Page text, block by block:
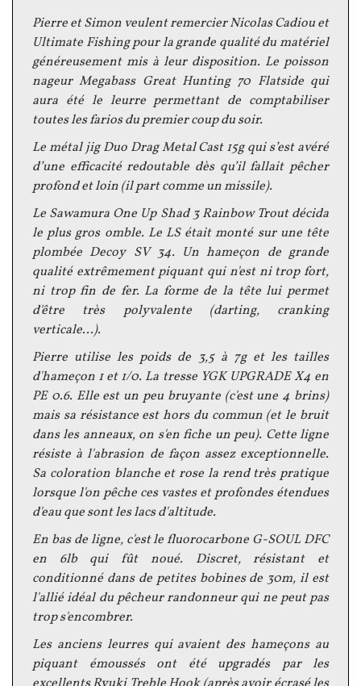
Texte
Pierre et Simon veulent remercier Nicolas Cadiou et
Ultimate Fishing pour la grande qualité du matériel
généreusement mis à leur disposition. Le poisson
nageur Megabass Great Hunting 70 Flatside qui
aura été le leurre permettant de comptabiliser
toutes les farios du premier coup du soir.
Le métal jig Duo Drag Metal Cast 15g qui s’est avéré
d’une efficacité redoutable dès qu’il fallait pêcher
profond et loin(il part comme un missile).
Le Sawamura One Up Shad 3 Rainbow Trout décida
le plus gros omble. Le LS était monté sur une tête
plombée Decoy SV 34. Un hameçon de grande
qualité extrêmement piquant qui n'est ni trop fort,
ni trop fin de fer. La forme de la tête lui permet
d'être très polyvalente (darting, cranking
verticale...).
Pierre utilise les poids de 3,5 à 7g et les tailles
d'hameçon 1 et 1/0. La tresse YGK UPGRADE X4 en
PE 0.6. Elle est un peu bruyante (c'est une 4 brins)
mais sa résistance est hors du commun (et le bruit
dans les anneaux, on s'en fiche un peu). Cette ligne
résiste à l'abrasion de façon assez exceptionnelle.
Sa coloration blanche et rose la rend très pratique
lorsque l'on pêche ces vastes et profondes étendues
d'eau que sont les lacs d'altitude.
En bas de ligne, c'est le fluorocarbone G-SOUL DFC
en 6lb qui fût noué. Discret, résistant et
conditionné dans de petites bobines de 30m, il est
l'allié idéal du pêcheur randonneur qui ne peut pas
trop s'encombrer.
Les anciens leurres qui avaient des hameçons au
piquant émoussés ont été upgradés par les